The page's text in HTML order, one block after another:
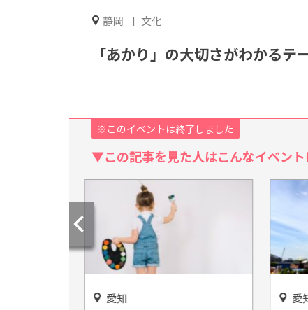
静岡 文化
「あかり」の大切さがわかるテ
※このイベントは終了しました
▼この記事を見た人はこんなイベン
愛知 愛知